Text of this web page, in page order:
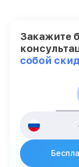
Закажите
собой